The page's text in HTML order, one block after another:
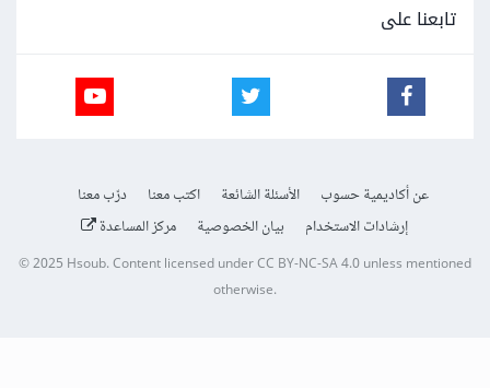
تابعنا على
عن أكاديمية حسوب الأسئلة الشائعة اكتب معنا
درّب معنا
إرشادات الاستخدام
بيان الخصوصية مركز المساعدة
© 2025 Hsoub.Content licensed underCC BY-NC-SA 4.0unless mentioned
otherwise.